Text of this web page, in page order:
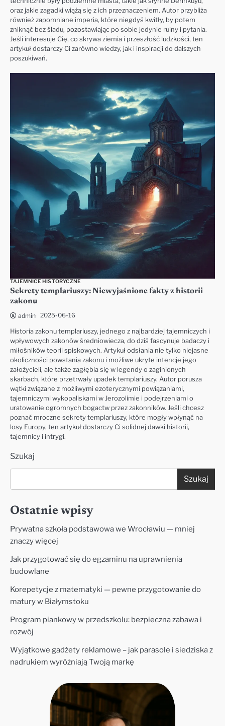
oraz jakie zagadki wiążą się z ich przeznaczeniem. Autor przybliża
również zapomniane imperia, które niegdyś kwitły, by potem
zniknąć bez śladu, pozostawiając po sobie jedynie ruiny i pytania.
Jeśli interesuje Cię, co skrywa ziemia i przeszłość ludzkości, ten
artykuł dostarczy Ci zarówno wiedzy, jak i inspiracji do dalszych
poszukiwań.
TAJEMNICE HISTORYCZNE
Sekrety templariuszy: Niewyjaśnione fakty z historii
zakonu
admin 2025-06-16
Historia zakonu templariuszy, jednego z najbardziej tajemniczych i
wpływowych zakonów średniowiecza, do dziś fascynuje badaczy i
miłośników teorii spiskowych. Artykuł odsłania nie tylko niejasne
okoliczności powstania zakonu i możliwe ukryte intencje jego
założycieli, ale także zagłębia się w legendy o zaginionych
skarbach, które przetrwały upadek templariuszy. Autor porusza
wątki związane z możliwymi ezoterycznymi powiązaniami,
tajemniczymi wykopaliskami w Jerozolimie i podejrzeniami o
uratowanie ogromnych bogactw przez zakonników. Jeśli chcesz
poznać mroczne sekrety templariuszy, które mogły wpłynąć na
losy Europy, ten artykuł dostarczy Ci solidnej dawki historii,
tajemnicy i intrygi.
Szukaj
Szukaj
Ostatnie wpisy
Prywatna szkoła podstawowa we Wrocławiu — mniej
znaczy więcej
Jak przygotować się do egzaminu na uprawnienia
budowlane
Korepetycje z matematyki — pewne przygotowanie do
matury w Białymstoku
Program piankowy w przedszkolu: bezpieczna zabawa i
rozwój
Wyjątkowe gadżety reklamowe – jak parasole i siedziska z
nadrukiem wyróżniają Twoją markę